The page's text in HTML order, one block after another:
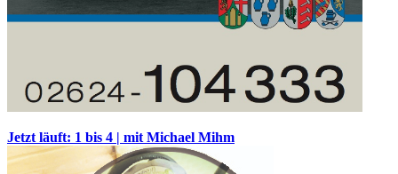
Jetzt läuft: 1 bis 4 | mit Michael Mihm